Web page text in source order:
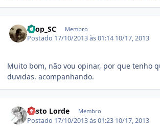
Drop_SC Membro
Postado 17/10/2013 às 01:14 10/17, 2013
Muito bom, não vou opinar, por que tenho
duvidas. acompanhando.
Vasto Lorde Membro
Postado 17/10/2013 às 01:23 10/17, 2013